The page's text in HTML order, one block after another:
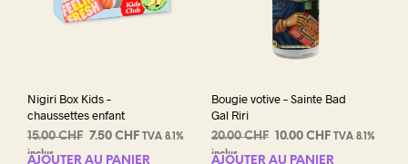
Nigiri Box Kids –
chaussettes enfant
15.00CHF Le
prix
7.50 CHFLe
prix
TVA 8.1%
inclus
AJOUTER AU PANIER
Bougie votive – Sainte Bad
Gal Riri
20.00CHF Le
prix
10.00 CHFLe
prix
TVA 8.1%
inclus
AJOUTER AU PANIER